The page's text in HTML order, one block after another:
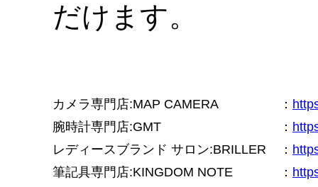
だけます。
カメラ専門店:MAP CAMERA ：
腕時計専門店:GMT
：
レディースブランド サロン:BRILLER
：
筆記具専門店:KINGDOM NOTE
：